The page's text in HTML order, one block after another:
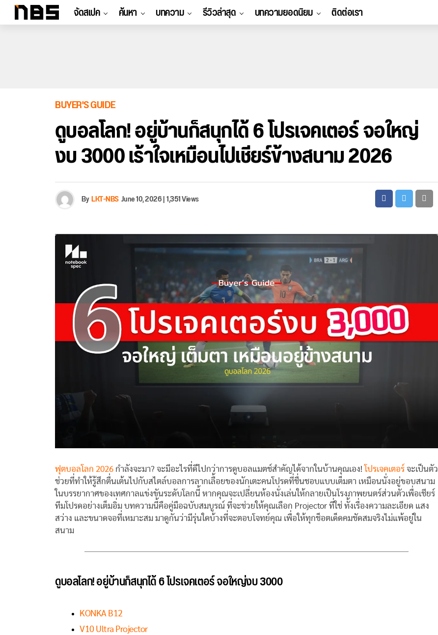
จัดสเปค ค้นหา บทความ รีวิวล่าสุด บทความยอดนิยม ติดต่อเรา
BUYER'S GUIDE
ดูบอลโลก! อยู่บ้านก็สนุกได้ 6 โปรเจคเตอร์ จอใหญ่
งบ 3000 เร้าใจเหมือนไปเชียร์ข้างสนาม 2026
ByLKT-NBSJune 10, 2026|1,351 Views
ฟุตบอลโลก 2026 กำลังจะมา? จะมีอะไรที่ดีไปกว่าการดูบอลแมตช์สำคัญได้จากในบ้านคุณเอง! โปรเจคเตอร์ จะเป็นตัว
ช่วยที่ทำให้รู้สึกตื่นเต้นไปกับสไตล์บอลการลากเลื้อยของนักเตะคนโปรดที่ชื่นชอบแบบเต็มตา เหมือนนั่งอยู่ขอบสนาม
ในบรรยากาศของเทศกาลแข่งขันระดับโลกนี้ หากคุณจะเปลี่ยนห้องนั่งเล่นให้กลายเป็นโรงภาพยนตร์ส่วนตัวเพื่อเชียร์
ทีมโปรดอย่างเต็มอิ่ม บทความนี้คือคู่มือฉบับสมบูรณ์ ที่จะช่วยให้คุณเลือก Projector ที่ใช่ ทั้งเรื่องความละเอียด แสง
สว่าง และขนาดจอที่เหมาะสม มาดูกันว่ามีรุ่นใดบ้างที่จะตอบโจทย์คุณ เพื่อให้ทุกช็อตเด็ดคมชัดสมจริงไม่แพ้อยู่ใน
สนาม
ดูบอลโลก! อยู่บ้านก็สนุกได้ 6 โปรเจคเตอร์ จอใหญ่งบ 3000
KONKA B12
V10 Ultra Projector